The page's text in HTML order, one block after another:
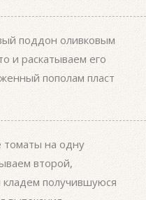
поддон оливковым
и раскатываем его
пополам пласт
на одну
второй,
кладем получившуюся